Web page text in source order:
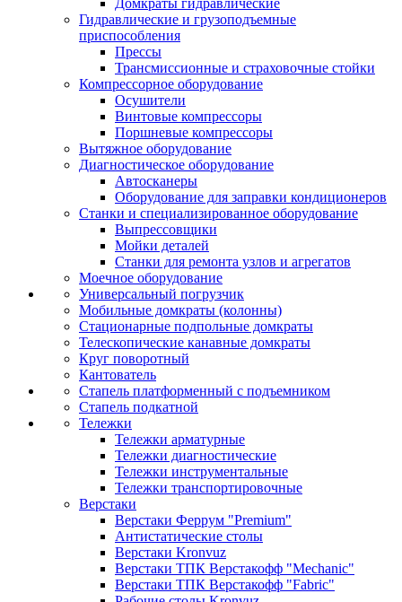
Домкраты гидравлические
Гидравлические и грузоподъемные
приспособления
Прессы
Трансмиссионные и страховочные стойки
Компрессорное оборудование
Осушители
Винтовые компрессоры
Поршневые компрессоры
Вытяжное оборудование
Диагностическое оборудование
Автосканеры
Оборудование для заправки кондиционеров
Станки и специализированное оборудование
Выпрессовщики
Мойки деталей
Станки для ремонта узлов и агрегатов
Моечное оборудование
Универсальный погрузчик
Мобильные домкраты (колонны)
Стационарные подпольные домкраты
Телескопические канавные домкраты
Круг поворотный
Кантователь
Стапель платформенный с подъемником
Стапель подкатной
Тележки
Тележки арматурные
Тележки диагностические
Тележки инструментальные
Тележки транспортировочные
Верстаки
Верстаки Феррум "Premium"
Антистатические столы
Верстаки Kronvuz
Верстаки ТПК Верстакофф "Mechanic"
Верстаки ТПК Верстакофф "Fabric"